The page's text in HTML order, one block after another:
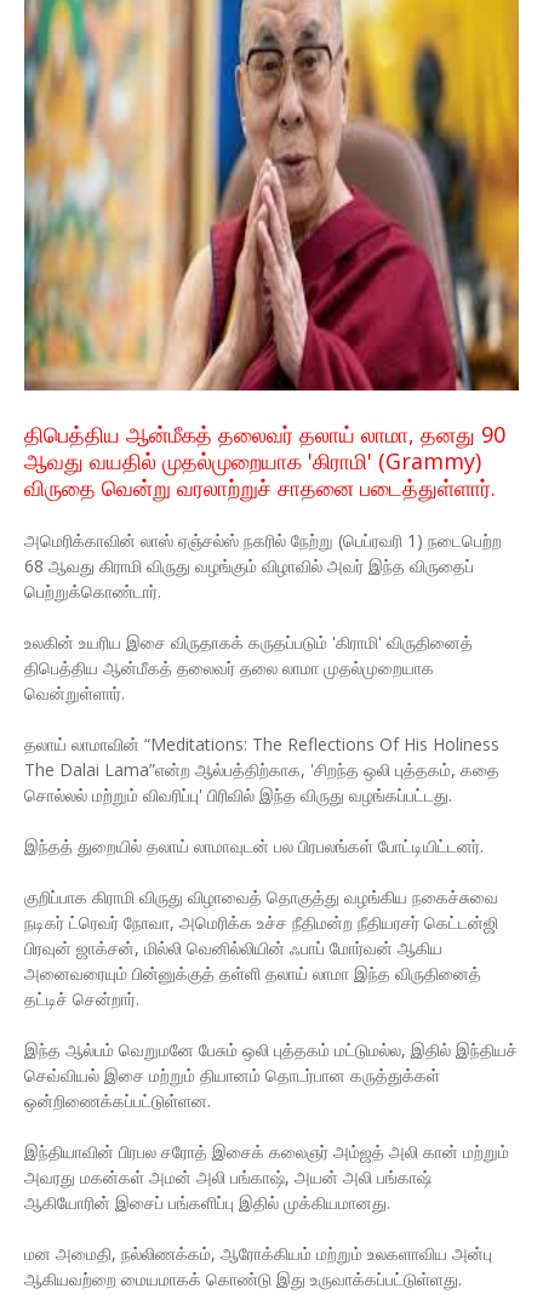
திபெத்திய ஆன்மீகத் தலைவர் தலாய் லாமா, தனது 90
ஆவது வயதில் முதல்முறையாக 'கிராமி' (Grammy)
விருதை வென்று வரலாற்றுச் சாதனை படைத்துள்ளார்.
அமெரிக்காவின் லாஸ் ஏஞ்சல்ஸ் நகரில் நேற்று (பெப்ரவரி 1) நடைபெற்ற
68 ஆவது கிராமி விருது வழங்கும் விழாவில் அவர் இந்த விருதைப்
பெற்றுக்கொண்டார்.
உலகின் உயரிய இசை விருதாகக் கருதப்படும் 'கிராமி' விருதினைத்
திபெத்திய ஆன்மீகத் தலைவர் தலை லாமா முதல்முறையாக
வென்றுள்ளார்.
தலாய் லாமாவின் “Meditations: The Reflections Of His Holiness
The Dalai Lama”என்ற ஆல்பத்திற்காக, 'சிறந்த ஒலி புத்தகம், கதை
சொல்லல் மற்றும் விவரிப்பு' பிரிவில் இந்த விருது வழங்கப்பட்டது.
இந்தத் துறையில் தலாய் லாமாவுடன் பல பிரபலங்கள் போட்டியிட்டனர்.
குறிப்பாக கிராமி விருது விழாவைத் தொகுத்து வழங்கிய நகைச்சுவை
நடிகர் ட்ரெவர் நோவா, அமெரிக்க உச்ச நீதிமன்ற நீதியரசர் கெட்டன்ஜி
பிரவுன் ஜாக்சன், மில்லி வெனில்லியின் ஃபாப் மோர்வன் ஆகிய
அனைவரையும் பின்னுக்குத் தள்ளி தலாய் லாமா இந்த விருதினைத்
தட்டிச் சென்றார்.
இந்த ஆல்பம் வெறுமனே பேசும் ஒலி புத்தகம் மட்டுமல்ல, இதில் இந்தியச்
செவ்வியல் இசை மற்றும் தியானம் தொடர்பான கருத்துக்கள்
ஒன்றிணைக்கப்பட்டுள்ளன.
இந்தியாவின் பிரபல சரோத் இசைக் கலைஞர் அம்ஜத் அலி கான் மற்றும்
அவரது மகன்கள் அமன் அலி பங்காஷ், அயன் அலி பங்காஷ்
ஆகியோரின் இசைப் பங்களிப்பு இதில் முக்கியமானது.
மன அமைதி, நல்லிணக்கம், ஆரோக்கியம் மற்றும் உலகளாவிய அன்பு
ஆகியவற்றை மையமாகக் கொண்டு இது உருவாக்கப்பட்டுள்ளது.